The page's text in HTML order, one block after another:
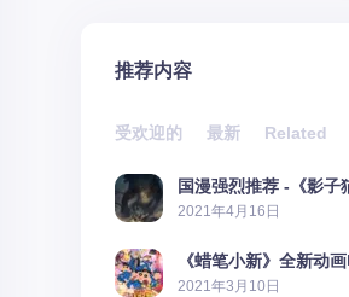
推荐内容
受欢迎的 最新 Related
国漫强烈推荐 -《影子
2021年4月16日
《蜡笔小新》全新动
2021年3月10日